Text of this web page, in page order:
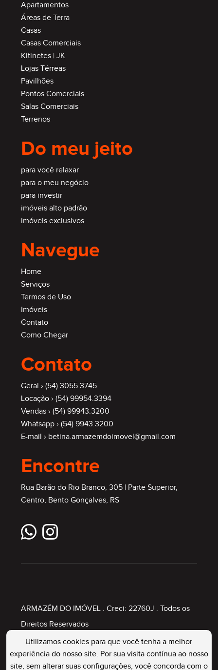
Apartamentos
Áreas de Terra
Casas
Casas Comerciais
Kitinetes | JK
Lojas Térreas
Pavilhões
Pontos Comerciais
Salas Comerciais
Terrenos
Do meu jeito
para você relaxar
para o meu negócio
para investir
imóveis alto padrão
imóveis exclusivos
Navegue
Home
Serviços
Termos de Uso
Imóveis
Contato
Como Chegar
Contato
Geral › (54) 3055.3745
Locação › (54) 99954.3394
Vendas › (54) 99943.3200
Whatsapp › (54) 9943.3200
E-mail › betina.armazemdoimovel@gmail.com
Encontre
Rua Barão do Rio Branco, 305 | Parte Superior,
Centro, Bento Gonçalves, RS
ARMAZÉM DO IMÓVEL. Creci: 22760J . Todos os
Direitos Reservados
Painel Imobiliário
Utilizamos cookies para que você tenha a melhor
experiência do nosso site. Por sua visita contínua ao nosso
site, sem alterar suas configurações, você concorda com o